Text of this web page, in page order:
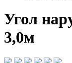
Угол
3,0м